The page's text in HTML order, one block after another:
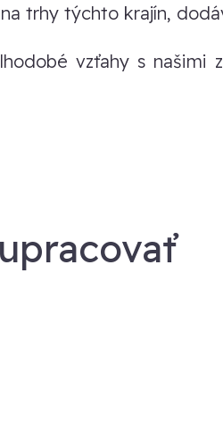
trhy týchto krajín,
vzťahy s našimi